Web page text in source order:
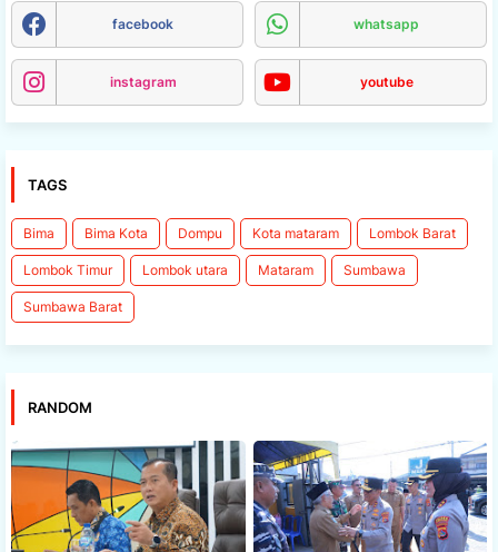
facebook whatsapp
instagram youtube
TAGS
Bima Bima Kota Dompu Kota mataram Lombok Barat
Lombok Timur Lombok utara Mataram Sumbawa
Sumbawa Barat
RANDOM